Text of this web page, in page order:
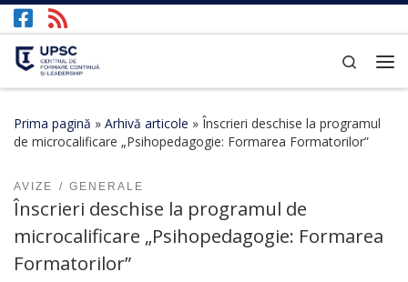
Afișează întregul conținut
Search
Prima pagină » Arhivă articole » Înscrieri deschise la programul
de microcalificare „Psihopedagogie: Formarea Formatorilor”
AVIZE GENERALE
Înscrieri deschise la programul de
microcalificare „Psihopedagogie: Formarea
Formatorilor”